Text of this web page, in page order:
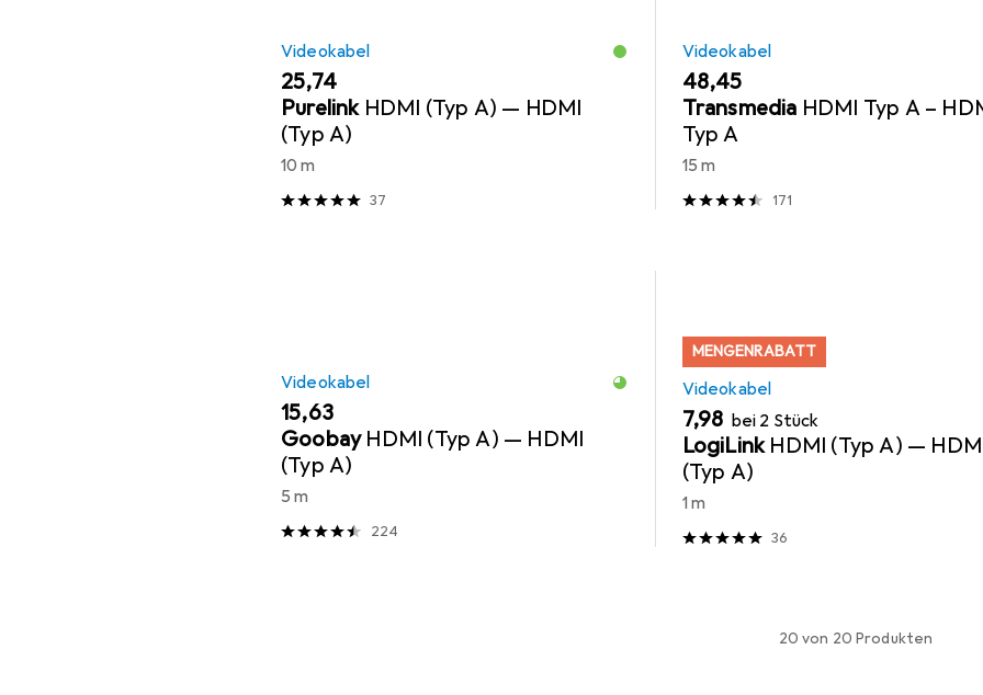
Videokabel
EUR
25,74
Purelink HDMI (Typ A) — HDMI
(Typ A)
10 m
37
Videokabel
EUR
48,45
Transmedia HDMI Typ A –
Typ A
15 m
171
Videokabel
EUR
15,63
Goobay HDMI (Typ A) — HDMI
(Typ A)
5 m
224
MENGENRABATT
Videokabel
EUR
7,98 bei 2 Stück
LogiLink HDMI (Typ A) —
(Typ A)
1 m
36
20 von 20 Produkten